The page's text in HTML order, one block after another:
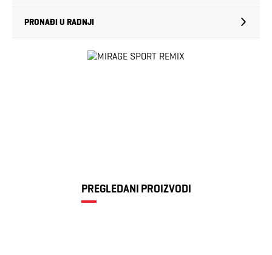
PRONAĐI U RADNJI
PREGLEDANI PROIZVODI